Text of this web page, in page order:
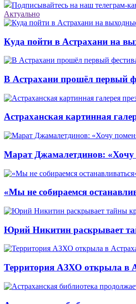
Подписывайтесь на наш телеграм-
Актуально
Куда пойти в Астрахани на
В Астрахани прошёл первый
Астраханская картинная
Марат Джамалетдинов: «Хочу
«Мы не собираемся
Юрий Никитин раскрывает
Территория АЗХО открыла в